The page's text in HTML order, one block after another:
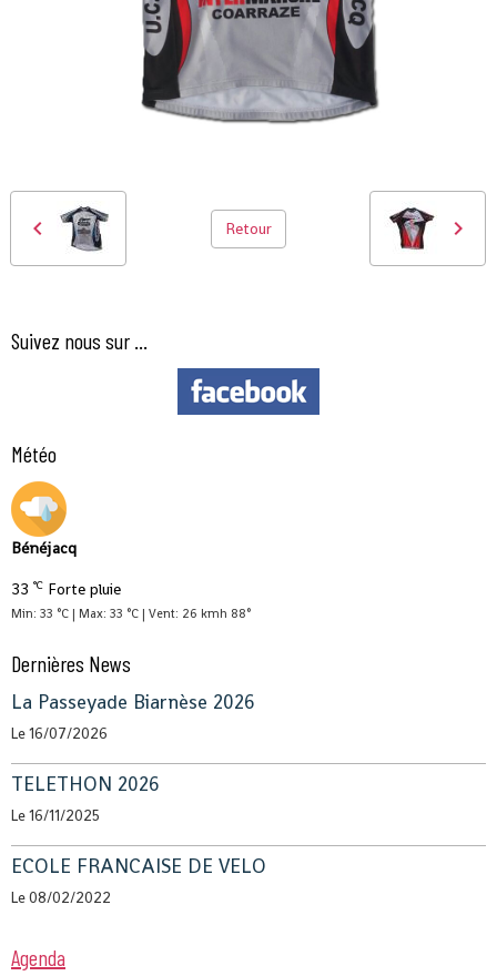
Retour
Suivez nous sur ...
Météo
Bénéjacq
33 °C Forte pluie
Min: 33 °C | Max: 33 °C | Vent: 26 kmh 88°
Dernières News
La Passeyade Biarnèse 2026
Le 16/07/2026
TELETHON 2026
Le 16/11/2025
ECOLE FRANCAISE DE VELO
Le 08/02/2022
Agenda